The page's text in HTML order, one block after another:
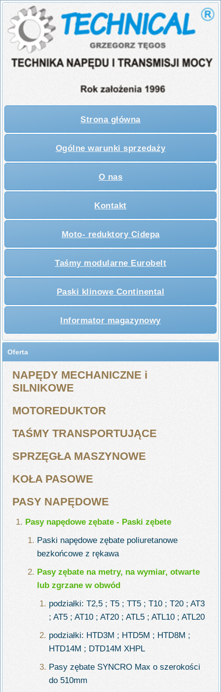
Strona główna
Ogólne warunki sprzedaży
O nas
Kontakt
Moto- reduktory Cidepa
Taśmy modularne Eurobelt
Paski klinowe Continental
Informator magazynowy
Oferta
NAPĘDY MECHANICZNE i
SILNIKOWE
MOTOREDUKTOR
TAŚMY TRANSPORTUJĄCE
SPRZĘGŁA MASZYNOWE
KOŁA PASOWE
PASY NAPĘDOWE
Pasy napędowe zębate - Paski zębete
Paski napędowe zębate poliuretanowe
bezkońcowe z rękawa
Pasy zębate na metry, na wymiar, otwarte
lub zgrzane w obwód
podziałki: T2,5 ; T5 ; TT5 ; T10 ; T20 ; AT3
; AT5 ; AT10 ; AT20 ; ATL5 ; ATL10 ; ATL20
podziałki: HTD3M ; HTD5M ; HTD8M ;
HTD14M ; DTD14M XHPL
Pasy zębate SYNCRO Max o szerokości
do 510mm